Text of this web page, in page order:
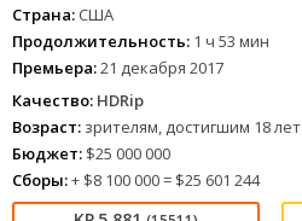
Страна: США
Продолжительность: 1 ч 53 мин
Премьера:21 декабря 2017
Качество: HDRip
Возраст: зрителям, достигшим 18 лет
Бюджет: $25 000 000
Сборы:+ $8 100 000 = $25 601 244